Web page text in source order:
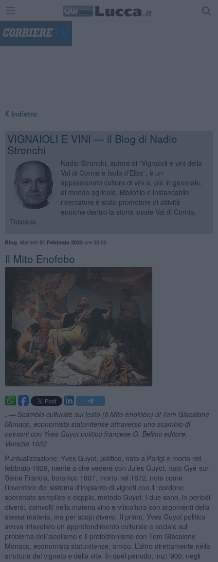
Indietro
VIGNAIOLI E VINI — il Blog di Nadio
Stronchi
Nadio Stronchi, autore di “Vignaioli e vini della
Val di Cornia e Isola d’Elba”, è un
appassionato cultore di vini e, più in generale,
di mondo agricolo. Bibliofilo e instancabile
ricercatore è stato promotore di attività
enoiche dentro la storia locale Val di Cornia,
Toscana
Blog Martedì 21 Febbraio 2023ore 08:00
Il Mito Enofobo
. — Scambio culturale sul testo (Il Mito Enofobo) di Tom Giacalone
Monaco, economista statunitense attraverso uno scambio di
opinioni con Yves Guyot politico francese G. Bellimi editore,
Venezia 1932
Puntualizzazione: Yves Guyot, politico, nato a Parigi e morto nel
febbraio 1928, niente a che vedere con Jules Guyot, nato Gyé-sur-
Seine Francia, botanico 1807, morto nel 1872, noto come
l’inventore del sistema d’impianto di vigneti con il “cordone
speronato semplice e doppio, metodo Guyot. I due sono, in periodi
diversi, coinvolti nella materia vino e viticoltura con argomenti della
stessa materia, ma per scopi diversi. Il primo, Yves Guyot politico
aveva intavolato un approfondimento culturale e sociale sul
problema dell’alcolismo e il proibizionismo con Tom Giacalone
Monaco, economista statunitense, amico. L’altro direttamente nella
struttura del vigneto e della vite. In quel periodo, inizi ‘900, negli